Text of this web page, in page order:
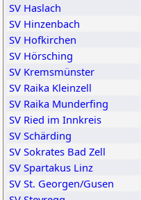
SV Haslach
SV Hinzenbach
SV Hofkirchen
SV Hörsching
SV Kremsmünster
SV Raika Kleinzell
SV Raika Munderfing
SV Ried im Innkreis
SV Schärding
SV Sokrates Bad Zell
SV Spartakus Linz
SV St. Georgen/Gusen